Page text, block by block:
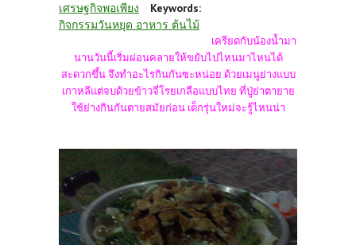
เศรษฐกิจพอเพียง
Keywords:
กิจกรรมวันหยุด อาหาร ต้นไม้
เครียดกับน้องน้ำมา
นานวันนี้เริ่มผ่อนคลายให้ขยับไปไหนมาไหนได้
สะดวกขึ้น จึงทำอะไรกินกันซะหน่อย ด้วยเมนูย่างแบบ
เกาหลีแต่จบด้วยข้าวจี่โรยเกลือแบบไทย ที่ปู่ย่าตายาย
ใช้ย่างกินกันตายสมัยก่อน เด็กรุ่นใหม่จะรู้ไหนน่า